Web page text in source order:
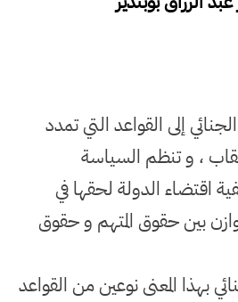
إلى القواعد التي تمدد
، و تنظم السياسة
اقتضاء الدولة لحقها في
بين حقوق المتهم و حقوق
بهذا المعنى نوعين من القواعد